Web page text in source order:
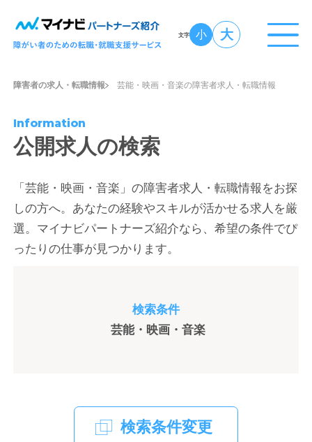
文字 小 大
障害者の求人・転職情報 芸能・映画・音楽の障害者求人・転職情報
Information
公開求人の検索
「芸能・映画・音楽」の障害者求人・転職情報をお探
しの方へ。あなたの経験やスキルが活かせる求人を厳
選。マイナビパートナーズ紹介なら、希望の条件でぴ
ったりの仕事が見つかります。
検索条件
芸能・映画・音楽
検索条件変更